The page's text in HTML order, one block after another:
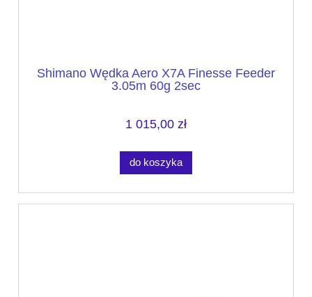
Shimano Wędka Aero X7A Finesse Feeder
3.05m 60g 2sec
1 015,00 zł
do koszyka